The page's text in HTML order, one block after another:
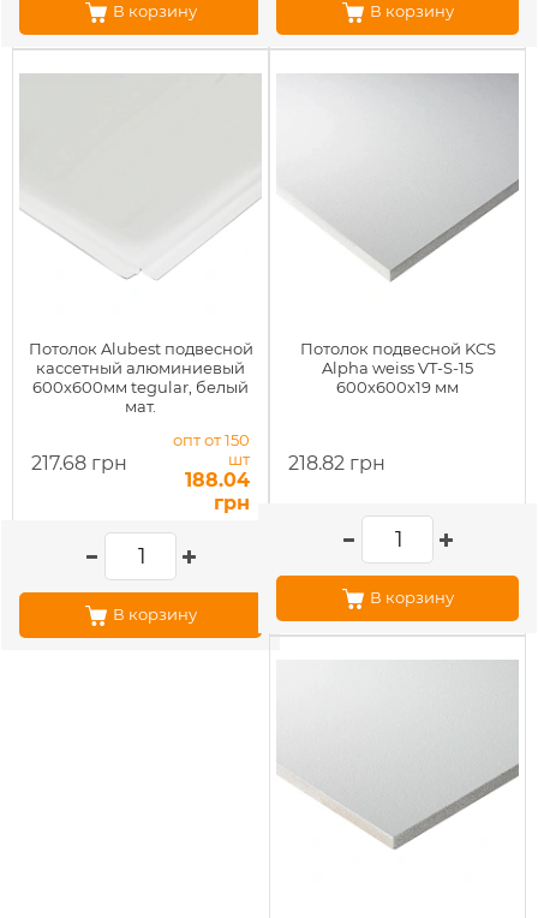
В корзину В корзину
Потолок Alubest подвесной
кассетный алюминиевый
600х600мм tegular, белый
мат.
217.68 грн
опт от 150
шт
188.04
грн
В корзину
Потолок подвесной KCS
Alpha weiss VT-S-15
600х600x19 мм
218.82 грн
В корзину